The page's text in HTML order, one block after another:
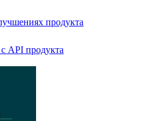
продукта
API продукта